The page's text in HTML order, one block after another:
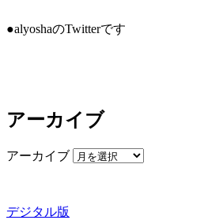
●alyoshaのTwitterです
アーカイブ
アーカイブ
デジタル版